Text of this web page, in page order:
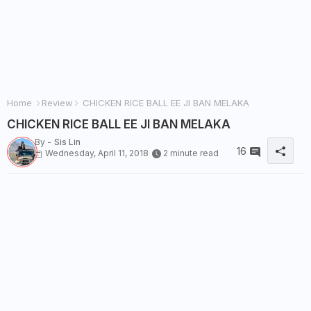
Home Review CHICKEN RICE BALL EE JI BAN MELAKA
CHICKEN RICE BALL EE JI BAN MELAKA
By - Sis Lin
Wednesday, April 11, 2018
2 minute read 16